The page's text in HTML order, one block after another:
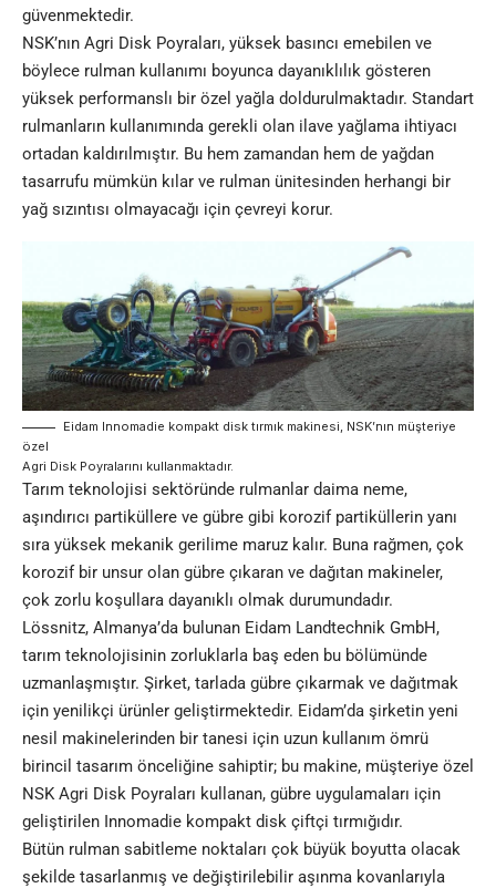
güvenmektedir.
NSK’nın Agri Disk Poyraları, yüksek basıncı emebilen ve
böylece rulman kullanımı boyunca dayanıklılık gösteren
yüksek performanslı bir özel yağla doldurulmaktadır. Standart
rulmanların kullanımında gerekli olan ilave yağlama ihtiyacı
ortadan kaldırılmıştır. Bu hem zamandan hem de yağdan
tasarrufu mümkün kılar ve rulman ünitesinden herhangi bir
yağ sızıntısı olmayacağı için çevreyi korur.
Eidam Innomadie kompakt disk tırmık makinesi, NSK’nın müşteriye
özel
Agri Disk Poyralarını kullanmaktadır.
Tarım teknolojisi sektöründe rulmanlar daima neme,
aşındırıcı partiküllere ve gübre gibi korozif partiküllerin yanı
sıra yüksek mekanik gerilime maruz kalır. Buna rağmen, çok
korozif bir unsur olan gübre çıkaran ve dağıtan makineler,
çok zorlu koşullara dayanıklı olmak durumundadır.
Lössnitz, Almanya’da bulunan Eidam Landtechnik GmbH,
tarım teknolojisinin zorluklarla baş eden bu bölümünde
uzmanlaşmıştır. Şirket, tarlada gübre çıkarmak ve dağıtmak
için yenilikçi ürünler geliştirmektedir. Eidam’da şirketin yeni
nesil makinelerinden bir tanesi için uzun kullanım ömrü
birincil tasarım önceliğine sahiptir; bu makine, müşteriye özel
NSK Agri Disk Poyraları kullanan, gübre uygulamaları için
geliştirilen Innomadie kompakt disk çiftçi tırmığıdır.
Bütün rulman sabitleme noktaları çok büyük boyutta olacak
şekilde tasarlanmış ve değiştirilebilir aşınma kovanlarıyla